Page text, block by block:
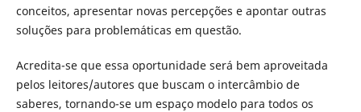
conceitos, apresentar novas percepções e apontar outras
soluções para problemáticas em questão.
Acredita-se que essa oportunidade será bem aproveitada
pelos leitores/autores que buscam o intercâmbio de
saberes, tornando-se um espaço modelo para todos os